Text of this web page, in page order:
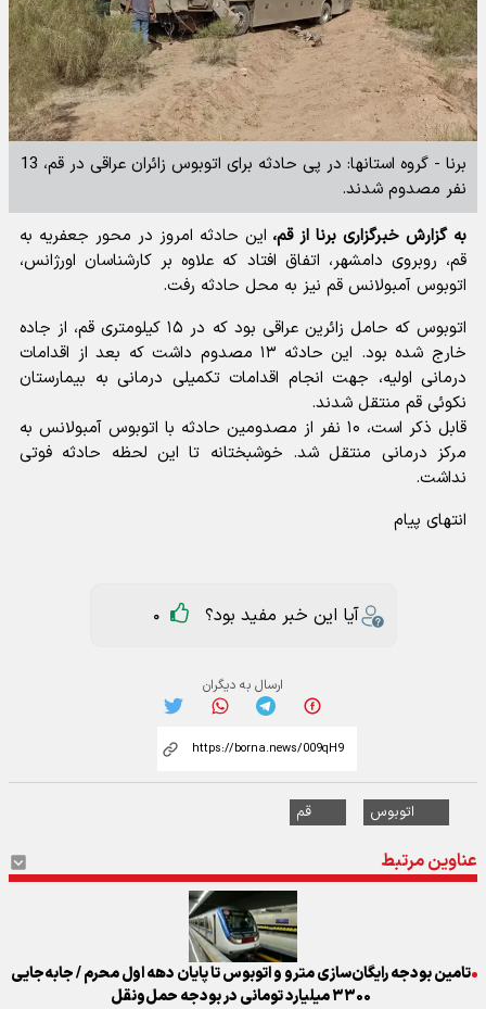
برنا - گروه استانها: در پی حادثه برای اتوبوس زائران عراقی در قم، 13
نفر مصدوم شدند.
به گزارش خبرگزاری برنا از قم، این حادثه امروز در محور جعفریه به
قم، روبروی دامشهر، اتفاق افتاد که علاوه بر کارشناسان اورژانس،
اتوبوس آمبولانس قم نیز به محل حادثه رفت.
اتوبوس که حامل زائرین عراقی بود که در ۱۵ کیلومتری قم، از جاده
خارج شده بود. این حادثه ۱۳ مصدوم داشت که بعد از اقدامات
درمانی اولیه، جهت انجام اقدامات تکمیلی درمانی به بیمارستان
نکوئی قم منتقل شدند.
قابل ذکر است، ۱۰ نفر از مصدومین حادثه با اتوبوس آمبولانس به
مرکز درمانی منتقل شد. خوشبختانه تا این لحظه حادثه فوتی
نداشت.
انتهای پیام
آیا این خبر مفید بود؟ 0
ارسال به دیگران
اتوبوس قم
عناوین مرتبط
تامین بودجه رایگان‌سازی مترو و اتوبوس تا پایان دهه اول محرم / جابه‌جایی
۳۳۰۰ میلیارد تومانی در بودجه حمل‌ونقل